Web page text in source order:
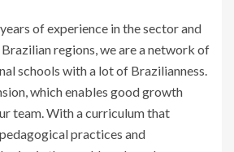
of experience in the sector and
regions, we are a network of
schools with a lot of Brazilianness.
which enables good growth
team. With a curriculum that
practices and